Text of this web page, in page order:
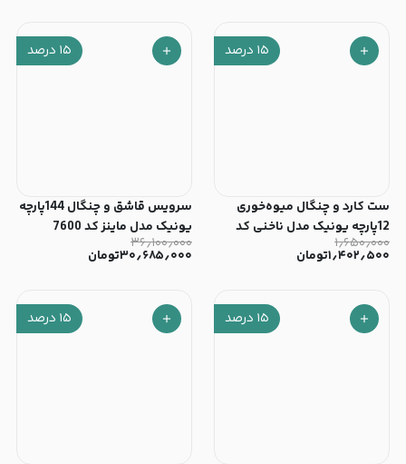
۱۵ درصد
ست کارد و چنگال میوه‌خوری
12پارچه یونیک مدل ناخنی کد
7207
۱٫۶۵۰٫۰۰۰
۱٫۴۰۲٫۵۰۰تومان
۱۵ درصد
سرویس قاشق و چنگال 144پارچه
یونیک مدل ماینز کد 7600
۳۶٫۱۰۰٫۰۰۰
۳۰٫۶۸۵٫۰۰۰تومان
۱۵ درصد ۱۵ درصد